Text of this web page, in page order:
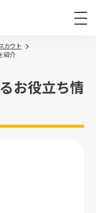
カウト
紹介
お役立ち情